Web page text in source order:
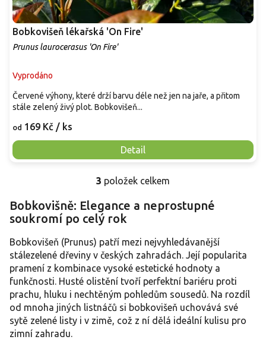
Bobkovišeň lékařská 'On Fire'
Prunus laurocerasus 'On Fire'
Vyprodáno
od 169 Kč / ks
Detail
Červené výhony, které drží barvu déle než jen na jaře, a přitom
stále zelený živý plot. Bobkovišeň...
O
l
a
c
í
p
r
v
k
y
3 položek celkem
Bobkovišně: Elegance a neprostupné
soukromí po celý rok
Bobkovišeň (Prunus) patří mezi nejvyhledávanější
stálezelené dřeviny v českých zahradách. Její popularita
pramení z kombinace vysoké estetické hodnoty a
funkčnosti. Husté olistění tvoří perfektní bariéru proti
prachu, hluku i nechtěným pohledům sousedů. Na rozdíl
od mnoha jiných listnáčů si bobkovišeň uchovává své
sytě zelené listy i v zimě, což z ní dělá ideální kulisu pro
zimní zahradu.